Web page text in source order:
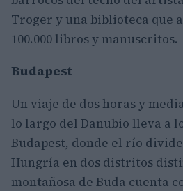
Troger y una biblioteca que
100.000 libros y manuscritos.
Budapest
Un viaje de dos horas y
lo largo del Danubio lleva a
Budapest, donde el río
Hungría en dos distritos
montañosa de Buda cuenta